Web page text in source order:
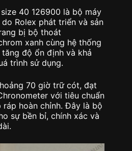
40 126900 là bộ máy
Rolex phát triển và sản
bị bộ thoát
xanh cùng hệ thống
độ ổn định và khả
trình sử dụng.
70 giờ trữ cót, đạt
với tiêu chuẩn
hoàn chỉnh. Đây là bộ
sự bền bỉ, chính xác và